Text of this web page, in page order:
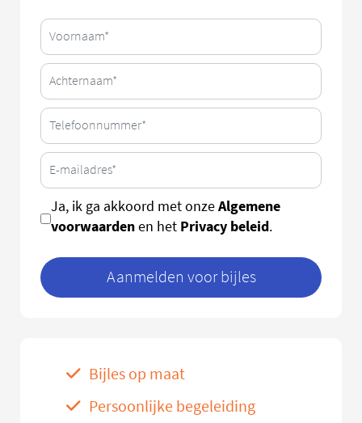
Ja, ik ga akkoord met onzeAlgemene
voorwaardenen het Privacy beleid.
Aanmelden voor bijles
Bijles op maat
Persoonlijke begeleiding